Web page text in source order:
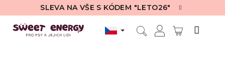
obsah
SLEVA NA VŠE S KÓDEM "LETO26"